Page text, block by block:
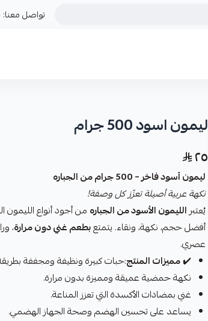
تواصل معنا:
ليمون اسود 500 جرام
٢٥
ليمون أسود فاخر – 500 جرام من الجباره
نكهة عربية أصيلة تعزّز كل وصفة!
يُعتبرالليمون الأسود من الجباره من أجود أنواع الليمون
أفضل حجم، نكهة، ونقاء. يتمتعبطعم غني دون مرارة،
عصري.
✔️مميزات المنتج:حبات كبيرة ونظيفة ومجففة
نكهة حمضية عميقة ومميزة بدون مرارة.
غني بمضادات الأكسدة التي تعزز المناعة.
يساعد على تحسين الهضم وصحة الجهاز الهضمي.